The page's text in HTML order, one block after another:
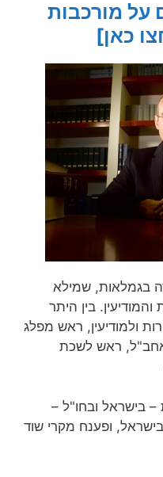
על מורכבות
כאן]
בגמלאות, שמילא
בין היתר
ולמודיעין, ראש מפלג
ראש לשכת
בישראל ובחו"ל –
ופענח מקרי שוד